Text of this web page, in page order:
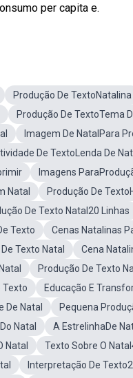
per capita e.
Produção De TextoNatalina
Produção De TextoTema
Imagem De NatalPara
De TextoLenda De
Imagens
Natal
Produção De
De Texto Natal20 Linhas
Texto
Cenas Natalinas
Texto Natal
Cena
Produção De Texto
Texto
Educação E
De Natal
Pequena
Natal
A EstrelinhaDe
Natal
Texto Sobre O
Interpretação De